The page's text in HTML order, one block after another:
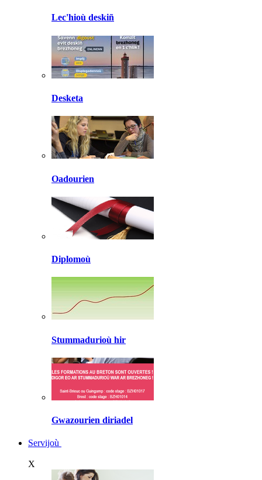
Lec'hioù deskiñ
Desketa
Oadourien
Diplomoù
Stummadurioù hir
Gwazourien diriadel
Servijoù
X